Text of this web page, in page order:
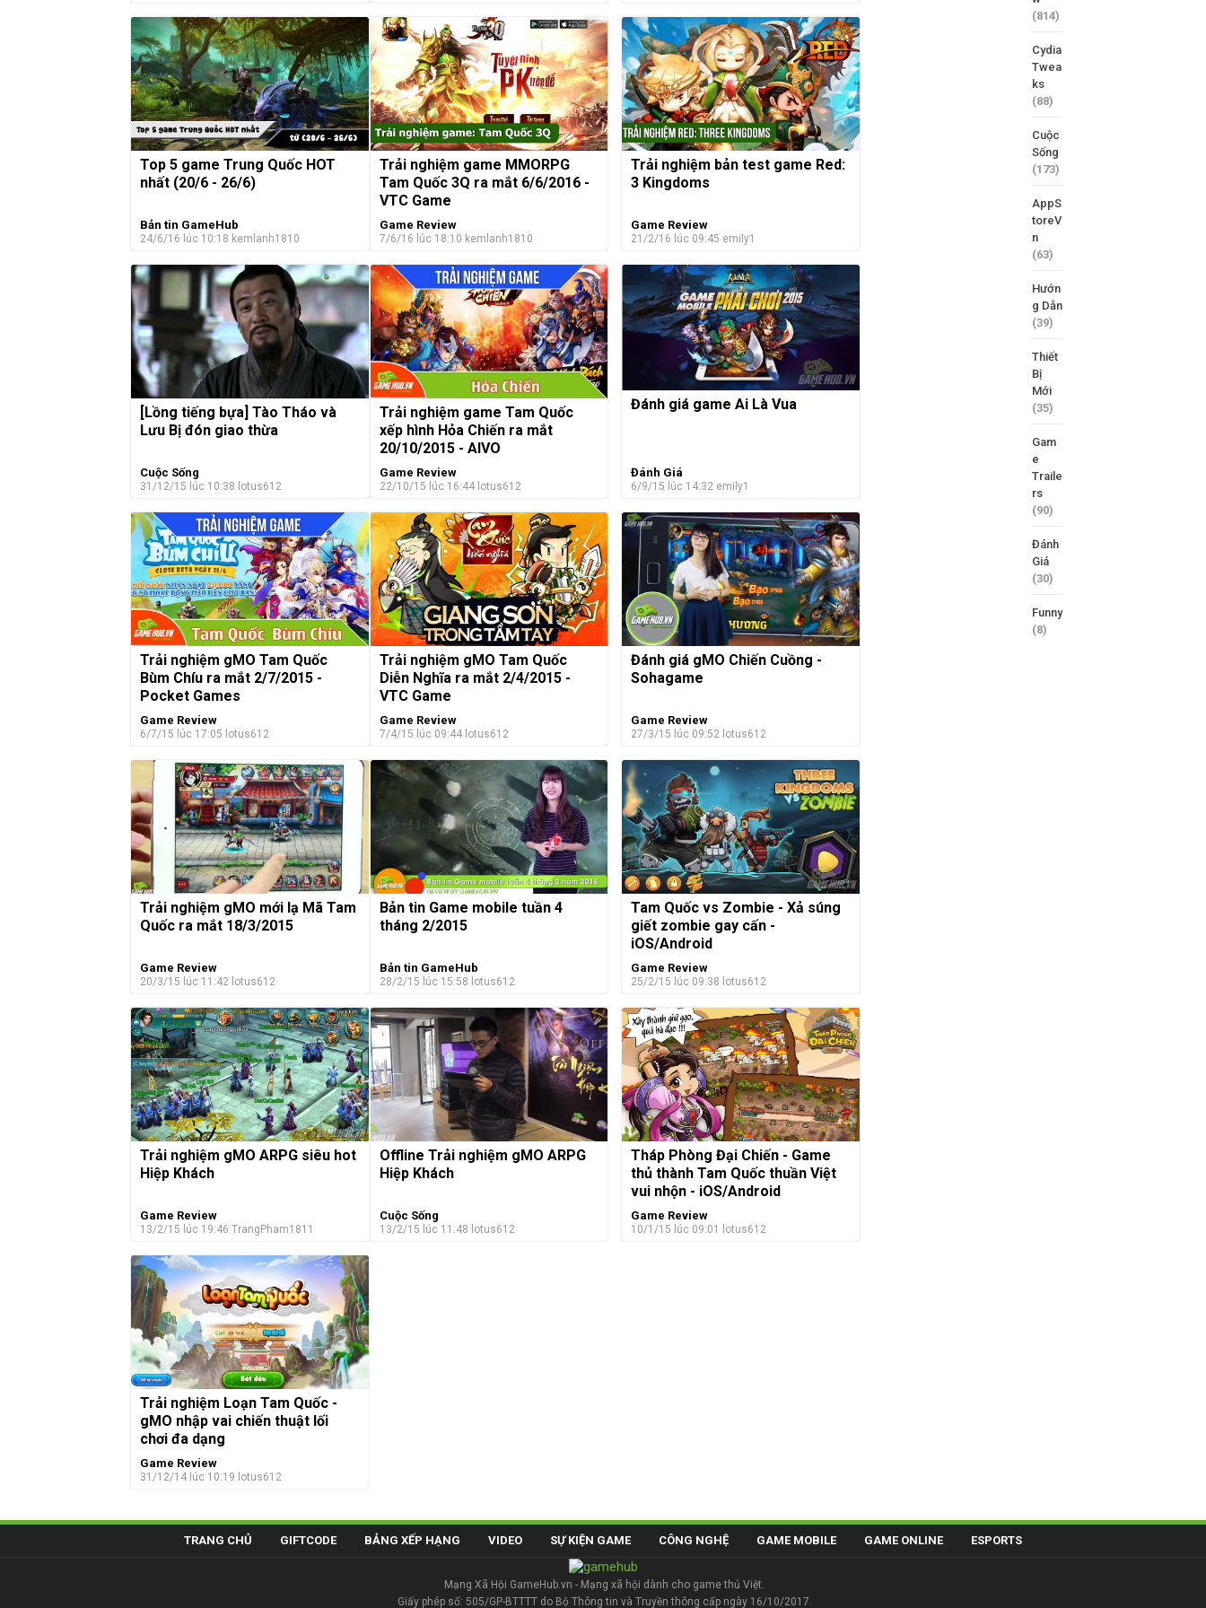
Top 5 game Trung Quốc HOT
nhất (20/6 - 26/6)
Bản tin GameHub
24/6/16 lúc 10:18 kemlanh1810
Trải nghiệm game MMORPG
Tam Quốc 3Q ra mắt 6/6/2016 -
VTC Game
Game Review
7/6/16 lúc 18:10 kemlanh1810
Trải nghiệm bản test game Red:
3 Kingdoms
Game Review
21/2/16 lúc 09:45 emily1
[Lồng tiếng bựa] Tào Tháo và
Lưu Bị đón giao thừa
Cuộc Sống
31/12/15 lúc 10:38 lotus612
Trải nghiệm game Tam Quốc
xếp hình Hỏa Chiến ra mắt
20/10/2015 - AIVO
Game Review
22/10/15 lúc 16:44 lotus612
Đánh giá game Ai Là Vua
Đánh Giá
6/9/15 lúc 14:32 emily1
Trải nghiệm gMO Tam Quốc
Bùm Chíu ra mắt 2/7/2015 -
Pocket Games
Game Review
6/7/15 lúc 17:05 lotus612
Trải nghiệm gMO Tam Quốc
Diễn Nghĩa ra mắt 2/4/2015 -
VTC Game
Game Review
7/4/15 lúc 09:44 lotus612
Đánh giá gMO Chiến Cuồng -
Sohagame
Game Review
27/3/15 lúc 09:52 lotus612
Trải nghiệm gMO mới lạ Mã Tam
Quốc ra mắt 18/3/2015
Game Review
20/3/15 lúc 11:42 lotus612
Bản tin Game mobile tuần 4
tháng 2/2015
Bản tin GameHub
28/2/15 lúc 15:58 lotus612
Tam Quốc vs Zombie - Xả súng
giết zombie gay cấn -
iOS/Android
Game Review
25/2/15 lúc 09:38 lotus612
Trải nghiệm gMO ARPG siêu hot
Hiệp Khách
Game Review
13/2/15 lúc 19:46 TrangPham1811
Offline Trải nghiệm gMO ARPG
Hiệp Khách
Cuộc Sống
13/2/15 lúc 11:48 lotus612
Tháp Phòng Đại Chiến - Game
thủ thành Tam Quốc thuần Việt
vui nhộn - iOS/Android
Game Review
10/1/15 lúc 09:01 lotus612
Trải nghiệm Loạn Tam Quốc -
gMO nhập vai chiến thuật lối
chơi đa dạng
Game Review
31/12/14 lúc 10:19 lotus612
(814)
Cydia
Twea
ks
(88)
Cuộc
Sống
(173)
AppS
toreV
n
(63)
Hướn
g Dẫn
(39)
Thiết
Bị
Mới
(35)
Gam
e
Traile
rs
(90)
Đánh
Giá
(30)
Funny
(8)
TRANG CHỦ GIFTCODE BẢNG XẾP HẠNG VIDEO SỰ KIỆN GAME CÔNG NGHỆ GAME MOBILE GAME ONLINE ESPORTS
Mạng Xã Hội GameHub.vn - Mạng xã hội dành cho game thủ Việt.
Giấy phép số: 505/GP-BTTTT do Bộ Thông tin và Truyền thông cấp ngày 16/10/2017.